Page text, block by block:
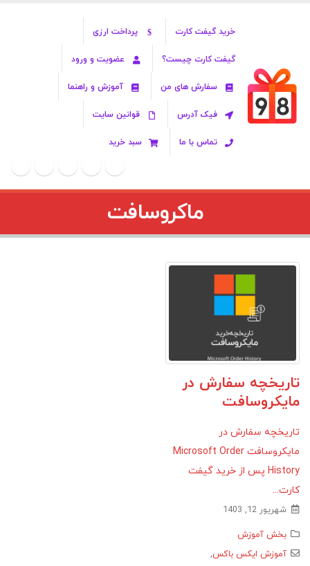
خرید گیفت کارت پرداخت ارزی
گیفت کارت چیست؟ عضویت و ورود
سفارش های من آموزش و راهنما
فیک آدرس قوانین سایت
تماس با ما سبد خرید
ماکروسافت
تاریخچه سفارش در
مایکروسافت
تاریخچه سفارش در
مایکروسافت Microsoft Order
History پس از خرید گیفت
کارت...
شهریور 12, 1403
بخش آموزش
آموزش ایکس باکس,